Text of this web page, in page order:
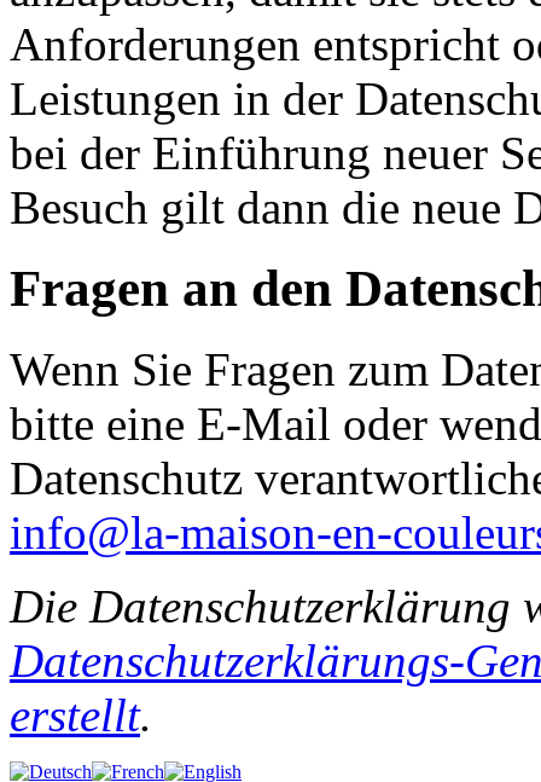
Anforderungen entspricht
Leistungen in der
bei der Einführung neuer
Besuch gilt dann die neue
Fragen an den
Wenn Sie Fragen zum
bitte eine E-Mail oder
Datenschutz
info@la-maison-en-
Die Datenschutzerklärung
Datenschutzerklärungs-
erstellt.